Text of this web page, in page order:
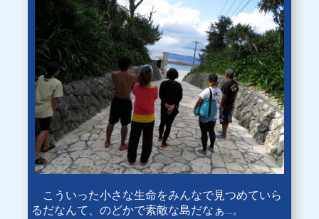
こういった小さな生命をみんなで見つめていら
るだなんて、のどかで素敵な島だなぁ…。